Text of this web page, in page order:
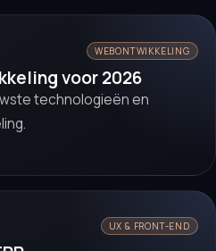
WEBONTWIKKELING
voor 2026
technologieën en
UX & FRONT-END